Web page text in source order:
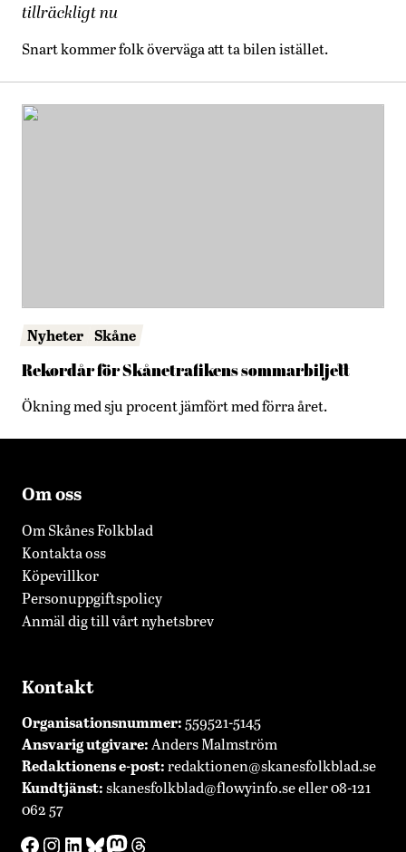
tillräckligt nu
Snart kommer folk överväga att ta bilen istället.
Nyheter Skåne
Rekordår för Skånetrafikens sommarbiljett
Ökning med sju procent jämfört med förra året.
Om oss
Om Skånes Folkblad
Kontakta oss
Köpevillkor
Personuppgiftspolicy
Anmäl dig till vårt nyhetsbrev
Kontakt
Organisationsnummer: 559521-5145
Ansvarig utgivare: Anders Malmström
Redaktionense-post:redaktionen@skanesfolkblad.se
Kundtjänst:skanesfolkblad@flowyinfo.seeller 08-121
062 57
Facebook
Instagram
LinkedIn
Bluesky
Mastodon
Threads